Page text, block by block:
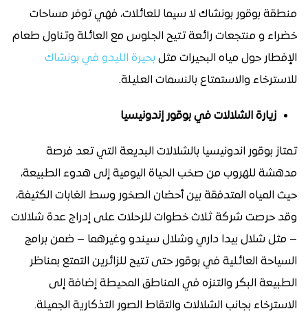
منطقة بوقور بونشاك لا سيما للعائلات، فهي توفر مساحات
خضراء و منتجعات رائعة تتيح الجلوس مع العائلة وتناول طعام
الإفطار حول مياه البحيرات مثل بحيرة الليدو في بونشاك
للاسترخاء والاستمتاع بالنسمات العليلة.
زيارة الشلالات في بوقور إندونيسيا
تمتاز بوقور اندونيسيا بالشلالات البديعة التي تعد فرصة
مدهشة للهروب من صخب الحياة اليومية إلى هدوء الطبيعة،
حيث المياه المتدفقة بين أحضان الصخور وسط الغابات الكثيفة،
وقد حرصت شركة ثلاث خطوات للرحلات على إدراج عدة شلالات
– مثل شلال بيدا داري وشلال سيندو وغيرهما – ضمن برامج
السياحة العائلية في بوقور حتى تتيح للزائرين التمتع بمناظر
الطبيعة البكر والتنزه في المناطق المحيطة إضافة إلى
الاسترخاء بجانب الشلالات والتقاط الصور التذكارية الجميلة.